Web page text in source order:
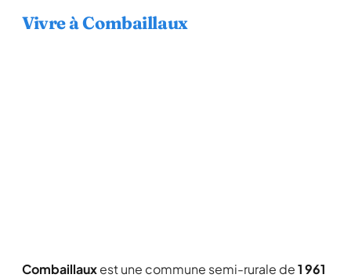
Vivre à Combaillaux
Combaillauxest une commune semi-rurale de1 961